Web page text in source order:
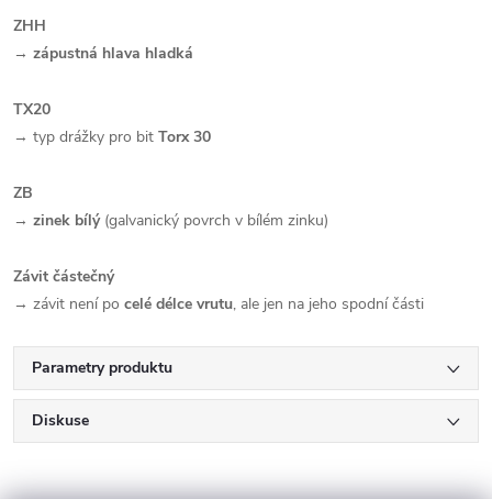
ZHH
→ zápustná hlava hladká
TX20
→ typ drážky pro bit Torx 30
ZB
→ zinek bílý (galvanický povrch v bílém zinku)
Závit částečný
→ závit není po celé délce vrutu, ale jen na jeho spodní části
Parametry produktu
Diskuse